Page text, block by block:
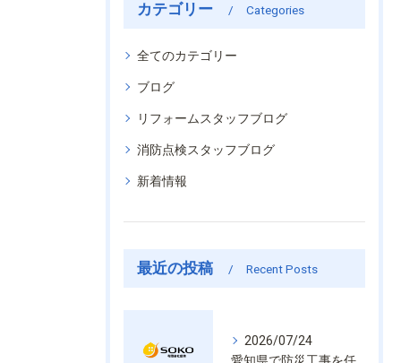
カテゴリー Categories
全てのカテゴリー
ブログ
リフォームスタッフブログ
消防点検スタッフブログ
新着情報
最近の投稿 Recent Posts
2026/07/24